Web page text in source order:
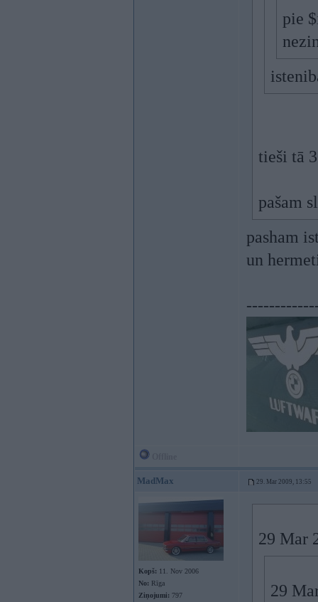
pie
tieši tā
pašam
pasham
un
MadMax 29. Mar 2009, 13:55
Kopš: 11. Nov 2006
No: Rīga
Ziņojumi: 797
29 Mar
29